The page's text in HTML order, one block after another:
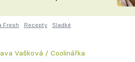
ČESKO NA TALÍŘI
KUCHAŘKA
Fresh Recepty Sladké
Vašková / Coolinářka